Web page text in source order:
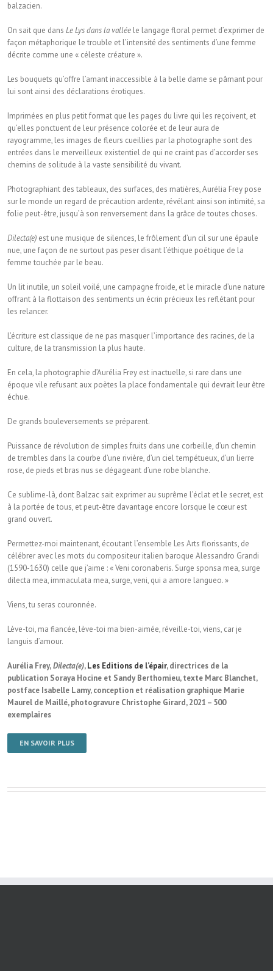
balzacien.
On sait que dans Le Lys dans la vallée le langage floral permet d’exprimer de
façon métaphorique le trouble et l’intensité des sentiments d’une femme
décrite comme une « céleste créature ».
Les bouquets qu’offre l’amant inaccessible à la belle dame se pâmant pour
lui sont ainsi des déclarations érotiques.
Imprimées en plus petit format que les pages du livre qui les reçoivent, et
qu’elles ponctuent de leur présence colorée et de leur aura de
rayogramme, les images de fleurs cueillies par la photographe sont des
entrées dans le merveilleux existentiel de qui ne craint pas d’accorder ses
chemins de solitude à la vaste sensibilité du vivant.
Photographiant des tableaux, des surfaces, des matières, Aurélia Frey pose
sur le monde un regard de précaution ardente, révélant ainsi son intimité, sa
folie peut-être, jusqu’à son renversement dans la grâce de toutes choses.
Dilecta(e) est une musique de silences, le frôlement d’un cil sur une épaule
nue, une façon de ne surtout pas peser disant l’éthique poétique de la
femme touchée par le beau.
Un lit inutile, un soleil voilé, une campagne froide, et le miracle d’une nature
offrant à la flottaison des sentiments un écrin précieux les reflétant pour
les relancer.
L’écriture est classique de ne pas masquer l’importance des racines, de la
culture, de la transmission la plus haute.
En cela, la photographie d’Aurélia Frey est inactuelle, si rare dans une
époque vile refusant aux poètes la place fondamentale qui devrait leur être
échue.
De grands bouleversements se préparent.
Puissance de révolution de simples fruits dans une corbeille, d’un chemin
de trembles dans la courbe d’une rivière, d’un ciel tempétueux, d’un lierre
rose, de pieds et bras nus se dégageant d’une robe blanche.
Ce sublime-là, dont Balzac sait exprimer au suprême l’éclat et le secret, est
à la portée de tous, et peut-être davantage encore lorsque le cœur est
grand ouvert.
Permettez-moi maintenant, écoutant l’ensemble Les Arts florissants, de
célébrer avec les mots du compositeur italien baroque Alessandro Grandi
(1590-1630) celle que j’aime : « Veni coronaberis. Surge sponsa mea, surge
dilecta mea, immaculata mea, surge, veni, qui a amore langueo. »
Viens, tu seras couronnée.
Lève-toi, ma fiancée, lève-toi ma bien-aimée, réveille-toi, viens, car je
languis d’amour.
Aurélia Frey,Dilecta(e),Les Editions de l’épair, directrices de la
publication Soraya Hocine et Sandy Berthomieu, texte Marc Blanchet,
postface Isabelle Lamy, conception et réalisation graphique Marie
Maurel de Maillé, photogravure Christophe Girard, 2021 – 500
exemplaires
EN SAVOIR PLUS